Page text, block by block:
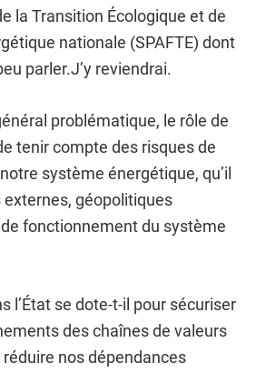
la Transition Écologique et de
nationale (SPAFTE) dont
parler.J’y reviendrai.
problématique, le rôle de
tenir compte des risques de
système énergétique, qu’il
externes, géopolitiques
fonctionnement du système
l’État se dote-t-il pour sécuriser
des chaînes de valeurs
nos dépendances